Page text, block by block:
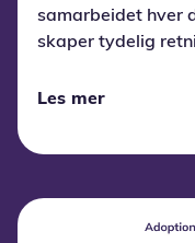
samarbeidet hver
skaper tydelig
prestasjon og
Les mer